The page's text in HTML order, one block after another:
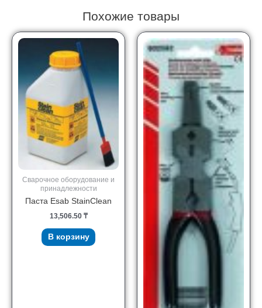
Похожие товары
Сварочное оборудование и
принадлежности
Паста Esab StainClean
13,506.50 ₸
В корзину